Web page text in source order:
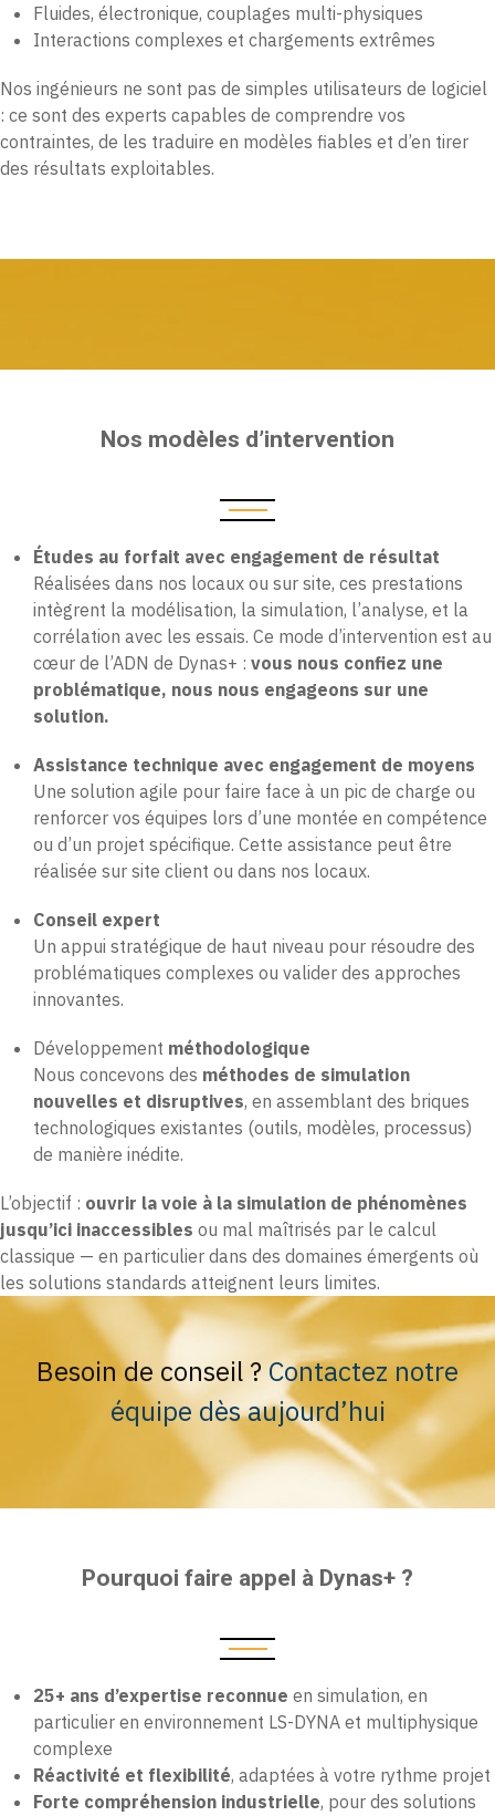
Fluides, électronique, couplages multi-physiques
Interactions complexes et chargements extrêmes
Nos ingénieurs ne sont pas de simples utilisateurs de logiciel
: ce sont des experts capables de comprendre vos
contraintes, de les traduire en modèles fiables et d’en tirer
des résultats exploitables.
Nos modèles d’intervention
Études au forfait avec engagement de résultat
Réalisées dans nos locaux ou sur site, ces prestations
intègrent la modélisation, la simulation, l’analyse, et la
corrélation avec les essais. Ce mode d’intervention est au
cœur de l’ADN de Dynas+ : vous nous confiez une
problématique, nous nous engageons sur une
solution.
Assistance technique avec engagement de moyens
Une solution agile pour faire face à un pic de charge ou
renforcer vos équipes lors d’une montée en compétence
ou d’un projet spécifique. Cette assistance peut être
réalisée sur site client ou dans nos locaux.
Conseil expert
Un appui stratégique de haut niveau pour résoudre des
problématiques complexes ou valider des approches
innovantes.
Développement méthodologique
Nous concevons des méthodes de simulation
nouvelles et disruptives, en assemblant des briques
technologiques existantes (outils, modèles, processus)
de manière inédite.
L’objectif : ouvrir la voie à la simulation de phénomènes
jusqu’ici inaccessibles ou mal maîtrisés par le calcul
classique — en particulier dans des domaines émergents où
les solutions standards atteignent leurs limites.
Besoin de conseil ?Contactez notre
équipe dès aujourd’hui
Pourquoi faire appel à Dynas+ ?
25+ ans d’expertise reconnue en simulation, en
particulier en environnement LS-DYNA et multiphysique
complexe
Réactivité et flexibilité, adaptées à votre rythme projet
Forte compréhension industrielle, pour des solutions